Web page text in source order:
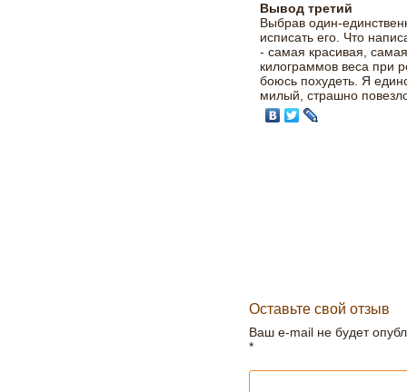
Вывод третий
Выбрав один-
исписать его. Что
- самая красивая,
килограммов веса при
боюсь похудеть. Я
милый, страшно
Оставьте свой отзыв
Ваш e-mail не будет
*